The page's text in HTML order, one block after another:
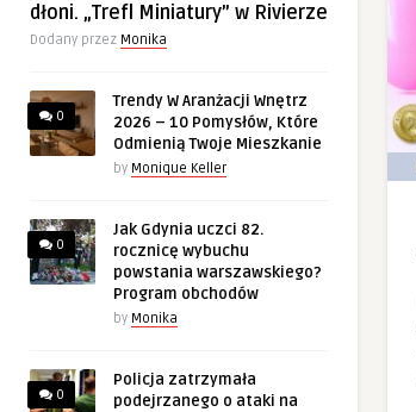
dłoni. „Trefl Miniatury” w Rivierze
Dodany przez Monika
0
Trendy W Aranżacji Wnętrz
2026 – 10 Pomysłów, Które
Odmienią Twoje Mieszkanie
by Monique Keller
0
Jak Gdynia uczci 82.
rocznicę wybuchu
powstania warszawskiego?
Program obchodów
by Monika
0
Policja zatrzymała
podejrzanego o ataki na